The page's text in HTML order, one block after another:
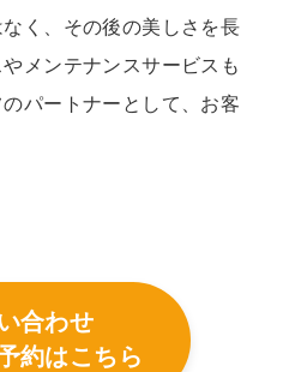
く、その後の美しさを長
メンテナンスサービスも
パートナーとして、お客
合わせ
約はこちら